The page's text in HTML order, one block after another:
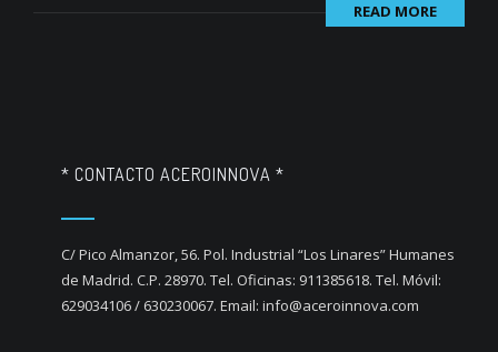
READ MORE
* CONTACTO ACEROINNOVA *
C/ Pico Almanzor, 56. Pol. Industrial “Los Linares” Humanes
de Madrid. C.P. 28970. Tel. Oficinas: 911385618. Tel. Móvil:
629034106 / 630230067. Email: info@aceroinnova.com